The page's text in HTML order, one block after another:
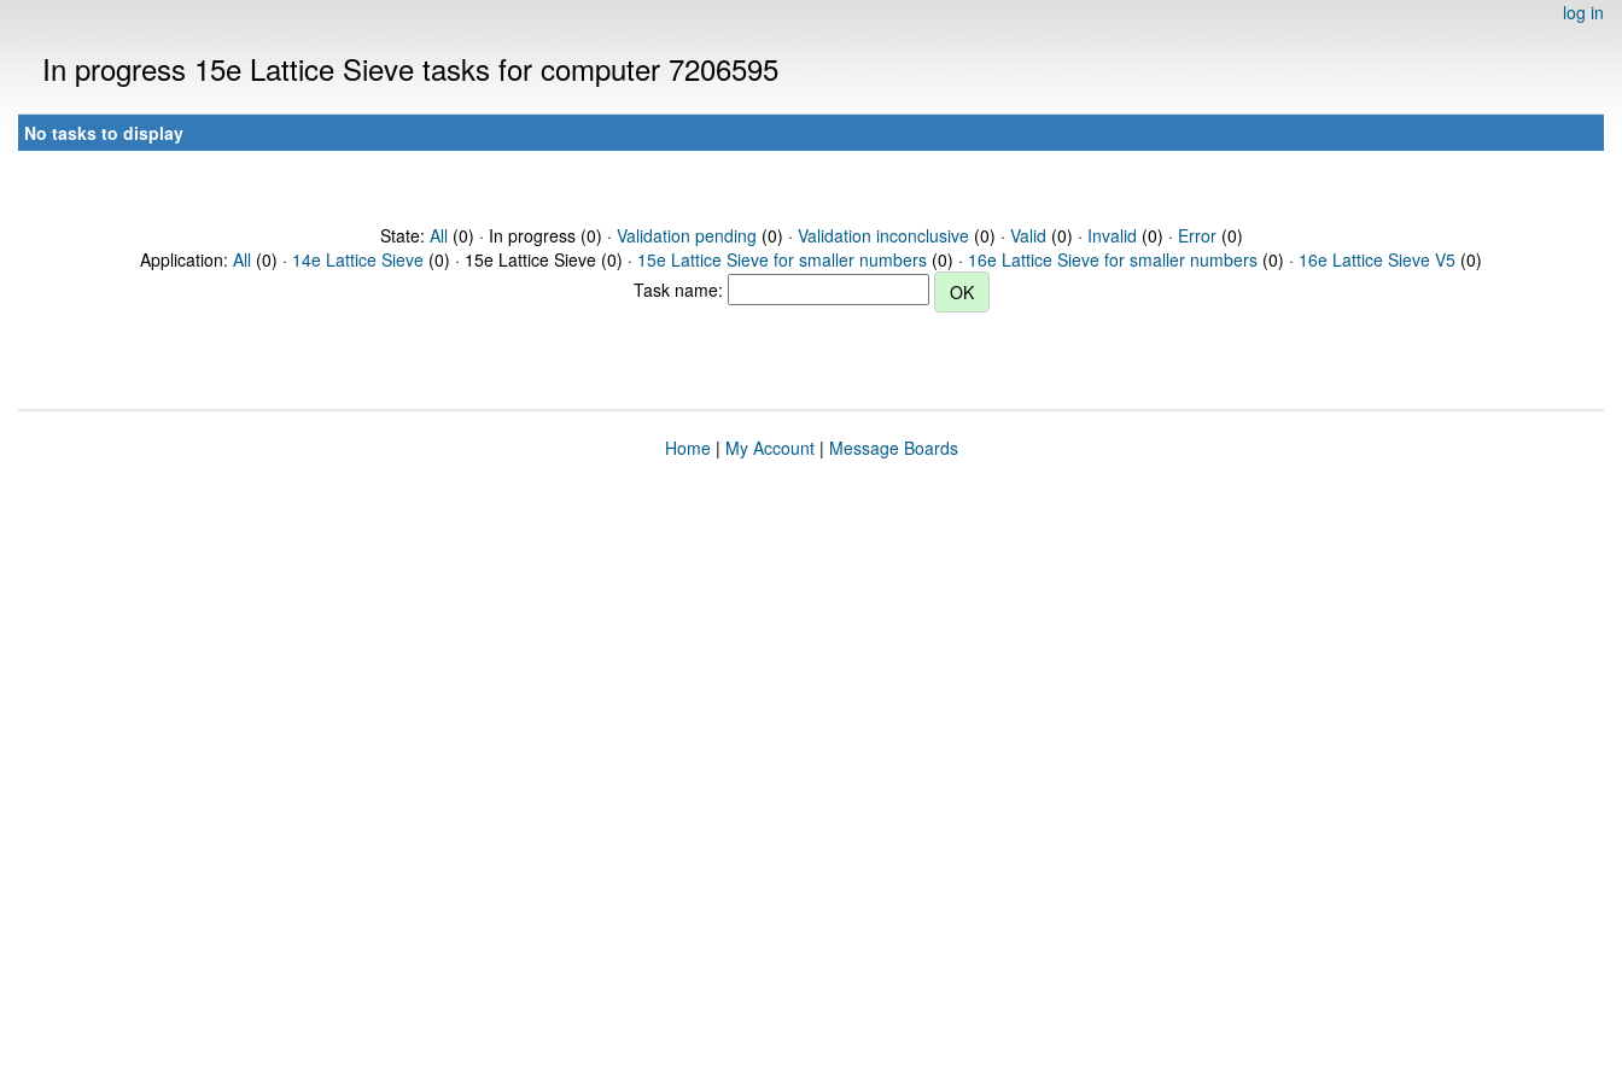
log in
In progress 15e Lattice Sieve tasks for computer 7206595
No tasks to display
State: All(0) · In progress (0) · Validation pending (0) · Validation inconclusive(0) · Valid (0) · Invalid (0) · Error(0)
Application: All (0) · 14e Lattice Sieve (0) · 15e Lattice Sieve (0) · 15e Lattice Sieve for smaller numbers (0) · 16e Lattice Sieve for smaller numbers (0) · 16e Lattice Sieve V5 (0)
Task name:
Home| My Account| Message Boards